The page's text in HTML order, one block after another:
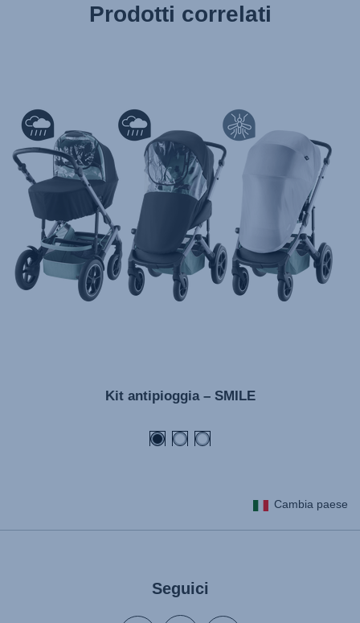
Instrucciones del usuario (Español)
Manual de instruções (Português)
Istruzioni per l’uso (Italiano)
Инструкция пользователя (Русский язык)
Instrukcja użytkownika (Język polski)
Návod na použitie (Slovenský jazyk)
Инструкция за ползване (Български език)
Upute za uporabu (Hrvatski jezik)
Kasutusjuhend (Eesti keel)
Käyttöohjeet (Suomi)
Lietošanas instrukcija (Latviešu valoda)
Naudojimo instrukcija (Lietuvių kalba)
Instrucţiuni de utilizare (Limba română)
Uputstvo za korišcenje (Srpski)
Prodotti correlati
Kit antipioggia – SMILE
Cambia paese
Seguici